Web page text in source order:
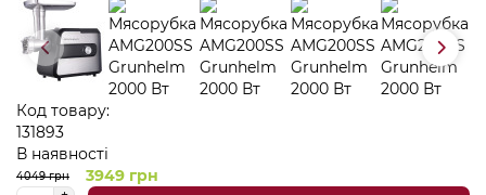
Код товару:
131893
В наявності
4049 грн 3949 грн